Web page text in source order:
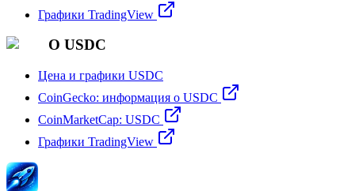
Графики TradingView
О USDC
Цена и графики USDC
CoinGecko: информация о USDC
CoinMarketCap: USDC
Графики TradingView